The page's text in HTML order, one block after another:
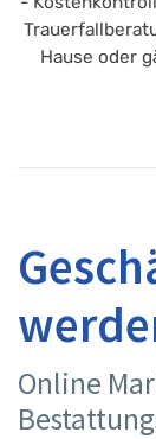
Hause oder
Online